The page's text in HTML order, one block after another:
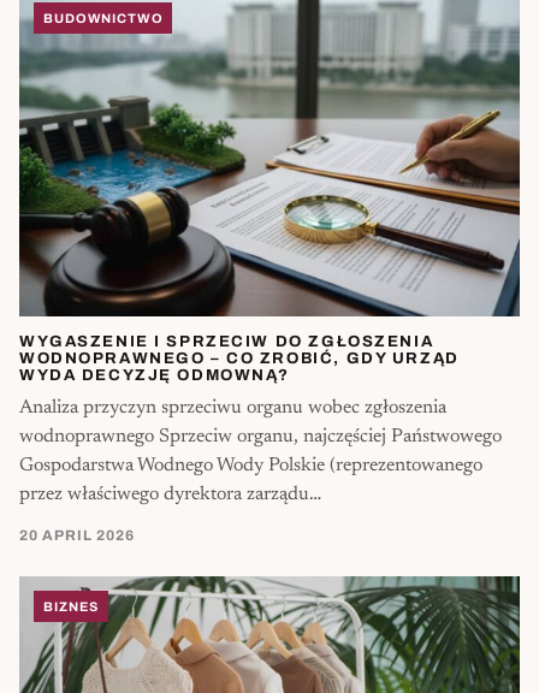
BUDOWNICTWO
WYGASZENIE I SPRZECIW DO ZGŁOSZENIA
WODNOPRAWNEGO – CO ZROBIĆ, GDY URZĄD
WYDA DECYZJĘ ODMOWNĄ?
Analiza przyczyn sprzeciwu organu wobec zgłoszenia
wodnoprawnego Sprzeciw organu, najczęściej Państwowego
Gospodarstwa Wodnego Wody Polskie (reprezentowanego
przez właściwego dyrektora zarządu…
20 APRIL 2026
BIZNES